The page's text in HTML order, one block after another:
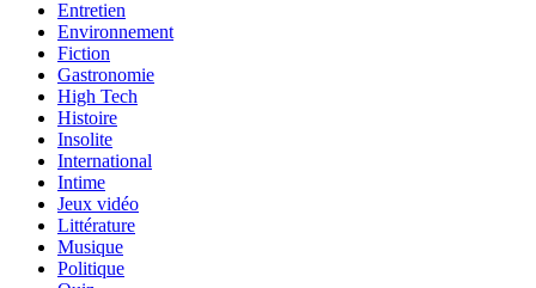
Entretien
Environnement
Fiction
Gastronomie
High Tech
Histoire
Insolite
International
Intime
Jeux vidéo
Littérature
Musique
Politique